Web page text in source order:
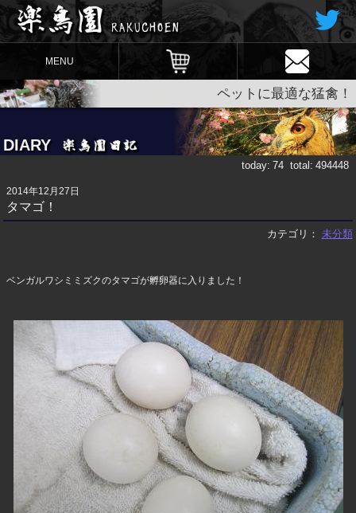
MENU
ペットに最適な猛禽！
DIARY
today: 74 total: 494448
2014年12月27日
タマゴ！
カテゴリ： 未分類
ベンガルワシミミズクのタマゴが孵卵器に入りました！